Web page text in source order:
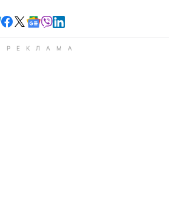
Читайте в Telegram
Читайте в Facebook
Читайте в X
Читайте в Google news
Читайте в Viber
Читайте в LinkedIn